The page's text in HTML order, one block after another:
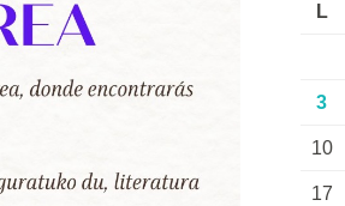
L
3
10
17